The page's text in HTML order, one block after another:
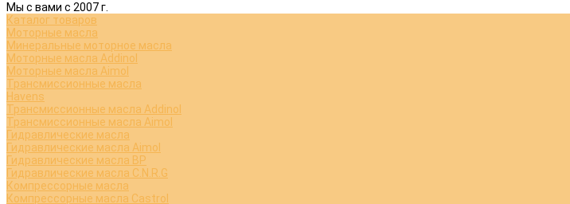
Мы с вами с 2007 г.
Каталог товаров
Моторные масла
Минеральные моторное масла
Моторные масла Addinol
Моторные масла Aimol
Трансмиссионные масла
Havens
Трансмиссионные масла Addinol
Трансмиссионные масла Aimol
Гидравлические масла
Гидравлические масла Aimol
Гидравлические масла BP
Гидравлические масла C.N.R.G
Компрессорные масла
Компрессорные масла Castrol